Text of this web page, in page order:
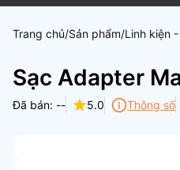
Trang chủ Sản phẩm Linh kiện
Sạc Adapter
Đã bán: -- 5.0 Thông số